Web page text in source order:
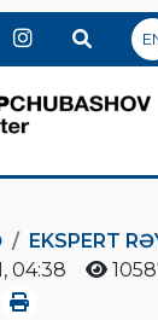
EKSPERT
04:38